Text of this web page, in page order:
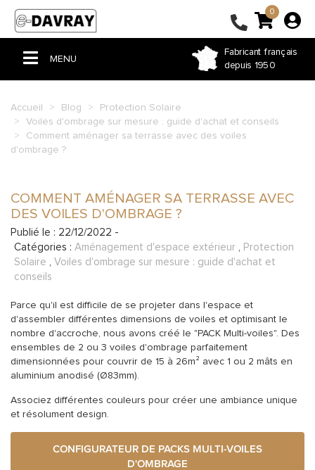
Fabricant français
depuis 1950
0
MENU
PERGOLA & TONNELLE
VOILE D'OMBRAGE
BÂCHE PVC
FERMETURE DE TERRASSE
COUSSIN ET RIDEAU
ACCESSOIRES
Accueil Blog
Protection Solaire
Voiles d'ombrage sur mesure : guide d'achat et conseils
Comment aménager sa terrasse avec des voiles
d'ombrage ?
COMMENT AMÉNAGER SA TERRASSE AVEC
DES VOILES D'OMBRAGE ?
Publié le : 22/12/2022 -
Catégories : Aménagement d'espace extérieur , Protection
Solaire , Voiles d'ombrage sur mesure : guide d'achat et
conseils
Parce qu'il est difficile de se projeter dans l'espace et
d'assembler différentes dimensions de voiles et optimisant le
nombre d'accroche, nous avons créé le "PACK Multi-voiles". Des
ensembles de 2 ou 3 voiles d'ombrage parfaitement
dimensionnées pour couvrir de 15 à 26m² avec 1 ou 2 mâts en
aluminium anodisé (Ø83mm).
Associez différentes couleurs pour créer une ambiance unique
et résolument design.
CONFIGURATEUR DE PACKS MULTI-VOILES
D'OMBRAGE